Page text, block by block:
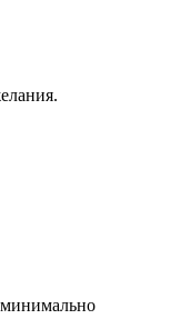
минимально